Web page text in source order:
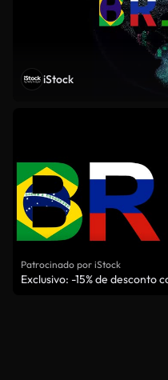
iStock
Patrocinado por iStock
Exclusivo: -15% de desconto